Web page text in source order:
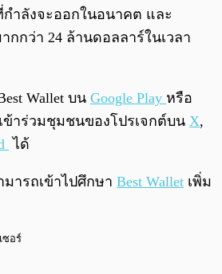
ำลังจะออกในอนาคต และ
กว่า 24 ล้านดอลลาร์ในเวลา
Wallet บน Google Play หรือ
ข้าร่วมชุมชนของโปรเจกต์บน X,
ได้
ารถเข้าไปศึกษา Best Wallet เพิ่ม
ซอร์